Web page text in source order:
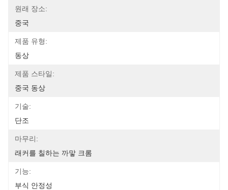
원래 장소:
중국
제품 유형:
동상
제품 스타일:
중국 동상
기술:
단조
마무리:
래커를 칠하는 까맣 크롬
기능:
부식 안정성